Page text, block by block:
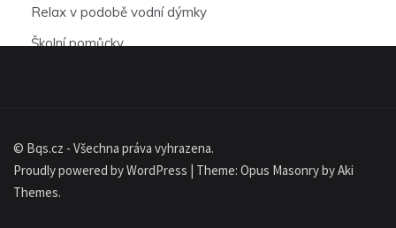
Relax v podobě vodní dýmky
Školní pomůcky
© Bqs.cz - Všechna práva vyhrazena.
Proudly powered by WordPress
Theme: Opus Masonry byAki
Themes.